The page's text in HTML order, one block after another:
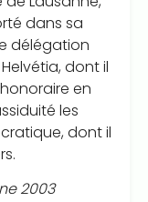
dans sa
délégation
dont il
en
les
dont il
2003